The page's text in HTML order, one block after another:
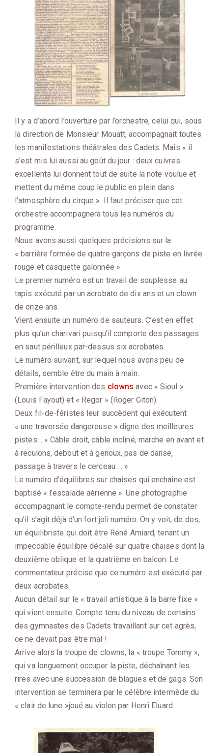
Il y a d’abord l’ouverture par l’orchestre, celui qui, sous
la direction de Monsieur Mouatt, accompagnait toutes
les manifestations théâtrales des Cadets. Mais « il
s’est mis lui aussi au goût du jour : deux cuivres
excellents lui donnent tout de suite la note voulue et
mettent du même coup le public en plein dans
l’atmosphère du cirque ». Il faut préciser que cet
orchestre accompagnera tous les numéros du
programme.
Nous avons aussi quelques précisions sur la
« barrière formée de quatre garçons de piste en livrée
rouge et casquette galonnée ».
Le premier numéro est un travail de souplesse au
tapis exécuté par un acrobate de dix ans et un clown
de onze ans.
Vient ensuite un numéro de sauteurs. C’est en effet
plus qu’un charivari puisqu’il comporte des passages
en saut périlleux par-dessus six acrobates.
Le numéro suivant, sur lequel nous avons peu de
détails, semble être du main à main.
Première intervention des clowns avec « Sioul »
(Louis Fayout) et « Regor » (Roger Giton).
Deux fil-de-féristes leur succèdent qui exécutent
« une traversée dangereuse » digne des meilleures
pistes… « Câble droit, câble incliné, marche en avant et
à reculons, debout et à genoux, pas de danse,
passage à travers le cerceau … ».
Le numéro d’équilibres sur chaises qui enchaîne est
baptisé « l’escalade aérienne ». Une photographie
accompagnant le compte-rendu permet de constater
qu’il s’agit déjà d’un fort joli numéro. On y voit, de dos,
un équilibriste qui doit être René Amiard, tenant un
impeccable équilibre décalé sur quatre chaises dont la
deuxième oblique et la quatrième en balcon. Le
commentateur précise que ce numéro est exécuté par
deux acrobates.
Aucun détail sur le « travail artistique à la barre fixe »
qui vient ensuite. Compte tenu du niveau de certains
des gymnastes des Cadets travaillant sur cet agrès,
ce ne devait pas être mal !
Arrive alors la troupe de clowns, la « troupe Tommy »,
qui va longuement occuper la piste, déchaînant les
rires avec une succession de blagues et de gags. Son
intervention se terminera par le célèbre intermède du
« clair de lune »joué au violon par Henri Eluard.